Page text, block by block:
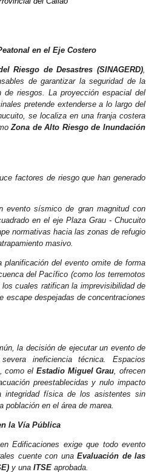
en el Eje Costero
Riesgo de Desastres (SINAGERD)
de garantizar la seguridad de la
riesgos. La proyección espacial del
pretende extenderse a lo largo del
se localiza en una franja costera
Zona de Alto Riesgo de Inundación
factores de riesgo que han generado
sísmico de gran magnitud con
en el eje Plaza Grau - Chucuito
normativas hacia las zonas de refugio
masivo.
planificación del evento omite de forma
del Pacífico (como los terremotos
cuales ratifican la imprevisibilidad de
escape despejadas de concentraciones
la decisión de ejecutar un evento de
ineficiencia técnica. Espacios
como el Estadio Miguel Grau , ofrecen
preestablecidas y nulo impacto
integridad física de los asistentes sin
en el área de marea.
la Vía Pública
Edificaciones exige que todo evento
cuente con unaEvaluación de las
y una ITSE aprobada.